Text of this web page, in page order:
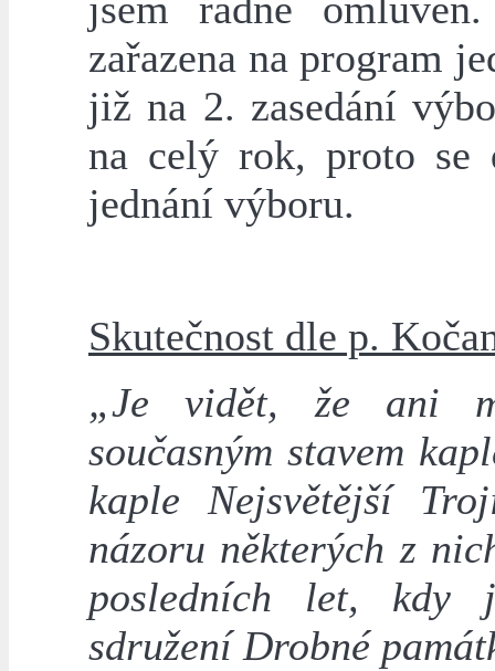
jsem řádně
zařazena na program
již na 2. zasedání
na celý rok, proto se
jednání výboru.
Skutečnost dle p.
„Je vidět, že ani
současným stavem
kaple Nejsvětější
názoru některých z
posledních let, kdy
sdružení Drobné